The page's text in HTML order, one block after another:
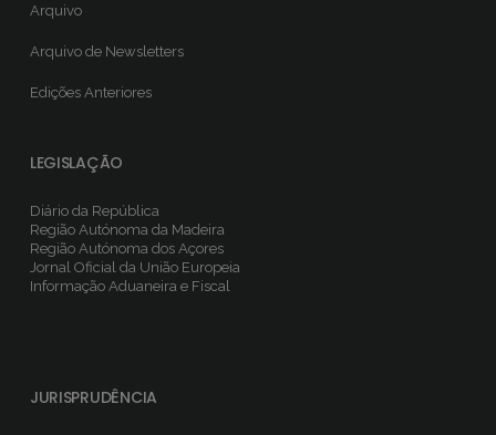
Arquivo
Arquivo de Newsletters
Edições Anteriores
LEGISLAÇÃO
Diário da República
Região Autónoma da Madeira
Região Autónoma dos Açores
Jornal Oficial da União Europeia
Informação Aduaneira e Fiscal
JURISPRUDÊNCIA